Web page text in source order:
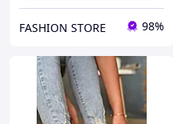
FASHION STORE 98%